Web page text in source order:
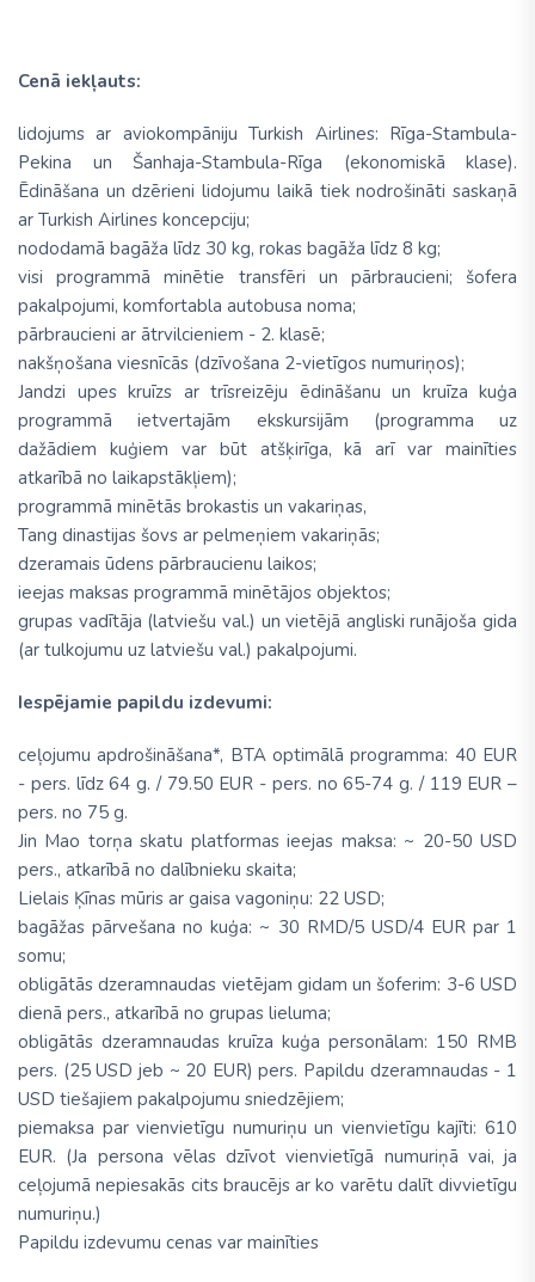
Cenā iekļauts:
lidojums ar aviokompāniju Turkish Airlines: Rīga-Stambula-
Pekina un Šanhaja-Stambula-Rīga (ekonomiskā klase).
Ēdināšana un dzērieni lidojumu laikā tiek nodrošināti saskaņā
ar Turkish Airlines koncepciju;
nododamā bagāža līdz 30 kg, rokas bagāža līdz 8 kg;
visi programmā minētie transfēri un pārbraucieni; šofera
pakalpojumi, komfortabla autobusa noma;
pārbraucieni ar ātrvilcieniem - 2. klasē;
nakšņošana viesnīcās (dzīvošana 2-vietīgos numuriņos);
Jandzi upes kruīzs ar trīsreizēju ēdināšanu un kruīza kuģa
programmā ietvertajām ekskursijām (programma uz
dažādiem kuģiem var būt atšķirīga, kā arī var mainīties
atkarībā no laikapstākļiem);
programmā minētās brokastis un vakariņas,
Tang dinastijas šovs ar pelmeņiem vakariņās;
dzeramais ūdens pārbraucienu laikos;
ieejas maksas programmā minētājos objektos;
grupas vadītāja (latviešu val.) un vietējā angliski runājoša gida
(ar tulkojumu uz latviešu val.) pakalpojumi.
Iespējamie papildu izdevumi:
ceļojumu apdrošināšana*, BTA optimālā programma: 40 EUR
- pers. līdz 64 g. / 79.50 EUR - pers. no 65-74 g. / 119 EUR –
pers. no 75 g.
Jin Mao torņa skatu platformas ieejas maksa: ~ 20-50 USD
pers., atkarībā no dalībnieku skaita;
Lielais Ķīnas mūris ar gaisa vagoniņu: 22 USD;
bagāžas pārvešana no kuģa: ~ 30 RMD/5 USD/4 EUR par 1
somu;
obligātās dzeramnaudas vietējam gidam un šoferim: 3-6 USD
dienā pers., atkarībā no grupas lieluma;
obligātās dzeramnaudas kruīza kuģa personālam: 150 RMB
pers. (25 USD jeb ~ 20 EUR) pers. Papildu dzeramnaudas - 1
USD tiešajiem pakalpojumu sniedzējiem;
piemaksa par vienvietīgu numuriņu un vienvietīgu kajīti: 610
EUR. (Ja persona vēlas dzīvot vienvietīgā numuriņā vai, ja
ceļojumā nepiesakās cits braucējs ar ko varētu dalīt divvietīgu
numuriņu.)
Papildu izdevumu cenas var mainīties